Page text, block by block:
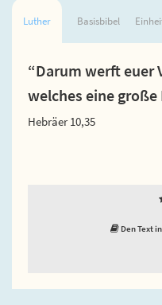
Luther Basisbibel
“Darum werft euer
welches eine
Hebräer 10,35
Den Text